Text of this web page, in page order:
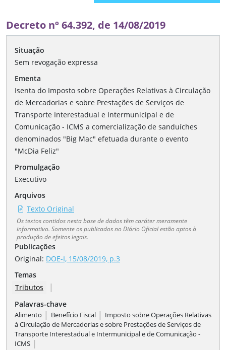
Decreto nº 64.392, de 14/08/2019
Situação
Sem revogação expressa
Ementa
Isenta do Imposto sobre Operações Relativas à Circulação
de Mercadorias e sobre Prestações de Serviços de
Transporte Interestadual e Intermunicipal e de
Comunicação - ICMS a comercialização de sanduíches
denominados "Big Mac" efetuada durante o evento
"McDia Feliz"
Promulgação
Executivo
Arquivos
Texto Original
Os textos contidos nesta base de dados têm caráter meramente
informativo. Somente os publicados no Diário Oficial estão aptos à
produção de efeitos legais.
Publicações
Original: DOE-I, 15/08/2019, p.3
Temas
Tributos
|
Palavras-chave
Alimento | Benefício Fiscal | Imposto sobre Operações Relativas
à Circulação de Mercadorias e sobre Prestações de Serviços de
Transporte Interestadual e Intermunicipal e de Comunicação -
ICMS |